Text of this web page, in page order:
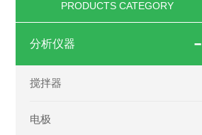
PRODUCTS CATEGORY
分析仪器
搅拌器
电极